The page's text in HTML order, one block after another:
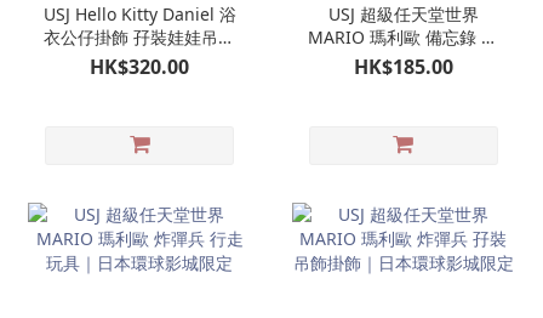
USJ Hello Kitty Daniel 浴
衣公仔掛飾 孖裝娃娃吊飾
｜日本環球影城限定
HK$320.00
USJ 超級任天堂世界
MARIO 瑪利歐 備忘錄 附
問號磚塊收納袋仔｜日本
環球影城限定
HK$185.00